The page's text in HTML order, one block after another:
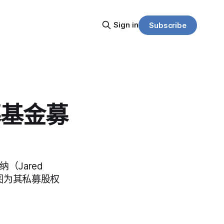
Sign in Subscribe
金募
（Jared
其私募股权